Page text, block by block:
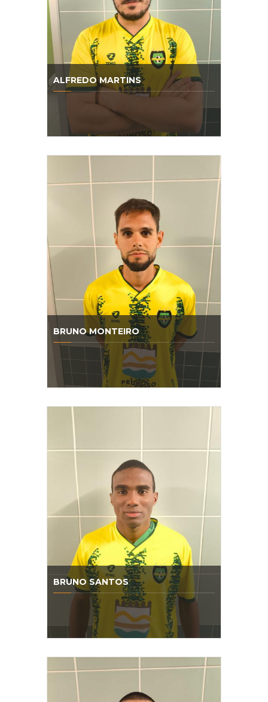
ALFREDO MARTINS
BRUNO MONTEIRO
BRUNO SANTOS